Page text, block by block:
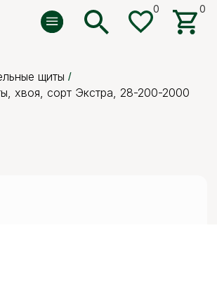
щиты /
хвоя, сорт Экстра, 28-200-2000